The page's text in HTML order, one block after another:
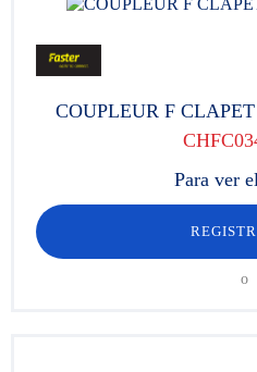
COUPLEUR F
Para ver
o